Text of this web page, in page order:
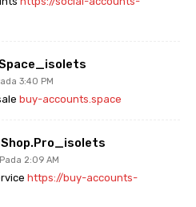
3:40 PM
buy-accounts.space
2:09 AM
https://buy-accounts-